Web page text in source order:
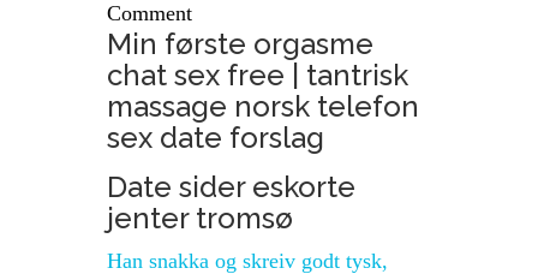
Comment
Min første orgasme
chat sex free | tantrisk
massage norsk telefon
sex date forslag
Date sider eskorte
jenter tromsø
Han snakka og skreiv godt tysk,